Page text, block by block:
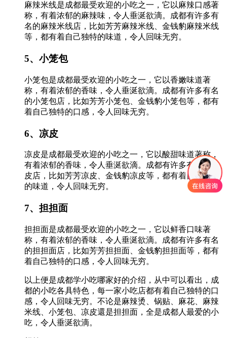
麻辣米线是成都最受欢迎的小吃之一，它以麻辣口感著
称，有着浓郁的麻辣味，令人垂涎欲滴。成都有许多有
名的麻辣米线店，比如芳芳麻辣米线、金钱豹麻辣米线
等，都有着自己独特的味道，令人回味无穷。
5、小笼包
小笼包是成都最受欢迎的小吃之一，它以香嫩味道著
称，有着浓郁的香味，令人垂涎欲滴。成都有许多有名
的小笼包店，比如芳芳小笼包、金钱豹小笼包等，都有
着自己独特的口感，令人回味无穷。
6、凉皮
凉皮是成都最受欢迎的小吃之一，它以酸甜味道著称，
有着浓郁的香味，令人垂涎欲滴。成都有许多有名的凉
皮店，比如芳芳凉皮、金钱豹凉皮等，都有着自己独特
的味道，令人回味无穷。
7、担担面
担担面是成都最受欢迎的小吃之一，它以鲜香口味著
称，有着浓郁的香味，令人垂涎欲滴。成都有许多有名
的担担面店，比如芳芳担担面、金钱豹担担面等，都有
着自己独特的口感，令人回味无穷。
以上便是成都学小吃哪家好的介绍，从中可以看出，成
都的小吃各具特色，每一家小吃店都有着自己独特的口
感，令人回味无穷。不论是麻辣烫、锅贴、麻花、麻辣
米线、小笼包、凉皮還是担担面，全是成都人最爱的小
吃，令人垂涎欲滴。